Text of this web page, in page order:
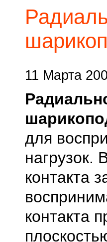
11 Марта
для
нагрузок.
контакта
контакта